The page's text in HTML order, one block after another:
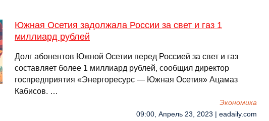
Южная Осетия задолжала России за свет и газ 1
миллиард рублей
Долг абонентов Южной Осетии перед Россией за свет и газ
составляет более 1 миллиард рублей, сообщил директор
госпредприятия «Энергоресурс — Южная Осетия» Ацамаз
Кабисов. …
Экономика
09:00, Апрель 23, 2023 | eadaily.com